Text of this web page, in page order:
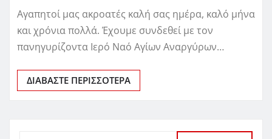
Αγαπητοί μας ακροατές καλή σας ημέρα, καλό μήνα
και χρόνια πολλά. Έχουμε συνδεθεί με τον
πανηγυρίζοντα Ιερό Ναό Αγίων Αναργύρων…
ΔΙΑΒΆΣΤΕ ΠΕΡΙΣΣΌΤΕΡΑ